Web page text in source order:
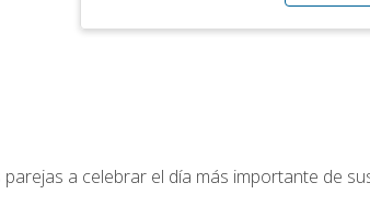
a celebrar el día más importante de